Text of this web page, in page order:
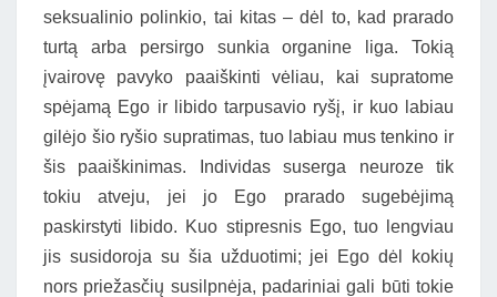
seksualinio polinkio, tai kitas – dėl to, kad prarado
turtą arba persirgo sunkia organine liga. Tokią
įvairovę pavyko paaiškinti vėliau, kai supratome
spėjamą Ego ir libido tarpusavio ryšį, ir kuo labiau
gilėjo šio ryšio supratimas, tuo labiau mus tenkino ir
šis paaiškinimas. Individas suserga neuroze tik
tokiu atveju, jei jo Ego prarado sugebėjimą
paskirstyti libido. Kuo stipresnis Ego, tuo lengviau
jis susidoroja su šia užduotimi; jei Ego dėl kokių
nors priežasčių susilpnėja, padariniai gali būti tokie